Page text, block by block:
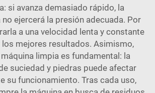
si avanza demasiado rápido, la
ejercerá la presión adecuada. Por
a una velocidad lenta y constante
los mejores resultados. Asimismo,
limpia es fundamental: la
suciedad y piedras puede afectar
su funcionamiento. Tras cada uso,